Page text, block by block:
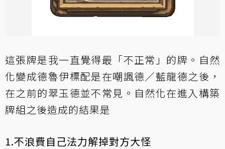
這張牌是我一直覺得最「不正常」的牌。自然
化變成德魯伊標配是在嘲諷德／藍龍德之後，
在之前的翠玉德並不常見。自然化在進入構築
牌組之後造成的結果是
1.不浪費自己法力解掉對方大怪